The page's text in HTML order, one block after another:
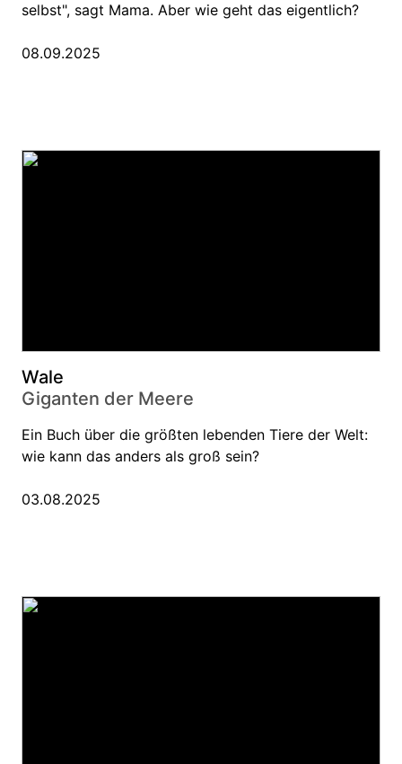
selbst", sagt Mama. Aber wie geht das eigentlich?
08.09.2025
Wale
Giganten der Meere
Ein Buch über die größten lebenden Tiere der Welt:
wie kann das anders als groß sein?
03.08.2025